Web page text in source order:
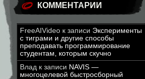
КОММЕНТАРИИ
FreeAIVideo к записи Эксперименты
с тиграми и другие способы
преподавать программирование
студентам, которым скучно
Влад к записи NAVIS —
многоцелевой быстросборный